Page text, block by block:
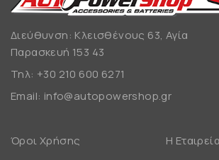
Διεύθυνση: Κλεισθένους 63, Αγία
Παρασκευή 153 43
Τηλ: +30 210 600 6271
Email: info@autopowershop.gr
Όροι Χρήσης
Η